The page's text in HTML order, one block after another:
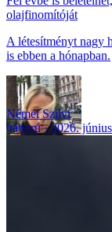
olajfinomítóját
A létesítményt nagy
is ebben a hónapban.
Német Szilvi
háború
2026.